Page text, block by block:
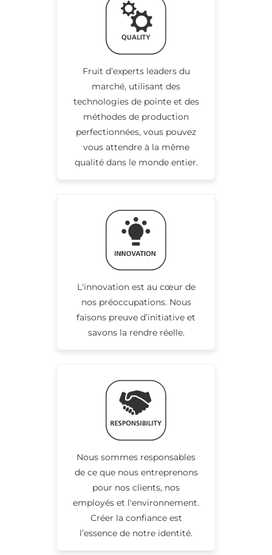
Fruit d’experts leaders du
marché, utilisant des
technologies de pointe et des
méthodes de production
perfectionnées, vous pouvez
vous attendre à la même
qualité dans le monde entier.
L'innovation est au cœur de
nos préoccupations. Nous
faisons preuve d’initiative et
savons la rendre réelle.
Nous sommes responsables
de ce que nous entreprenons
pour nos clients, nos
employés et l'environnement.
Créer la confiance est
l’essence de notre identité.